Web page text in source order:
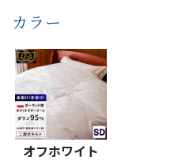
カラー
オフホワイト